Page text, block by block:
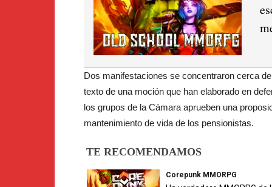
Dos manifestaciones se concentraron cerca
texto de una moción que han elaborado en
los grupos de la Cámara aprueben una
mantenimiento de vida de los pensionistas.
TE RECOMENDAMOS
Corepunk MMORPG